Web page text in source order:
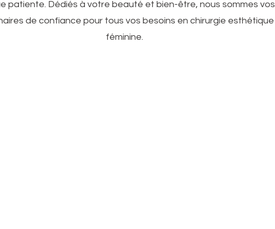
patiente. Dédiés à votre beauté et bien-être, nous sommes vos
de confiance pour tous vos besoins en chirurgie esthétique
féminine.